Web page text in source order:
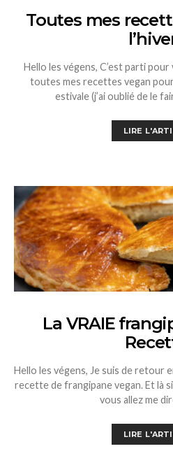
Toutes mes
Hello les végens, C’est parti
toutes mes recettes vegan
estivale (j’ai oublié de le
LIRE
La VRAIE
Hello les végens, Je suis de retour
recette de frangipane vegan. Et là
vous allez me
LIRE